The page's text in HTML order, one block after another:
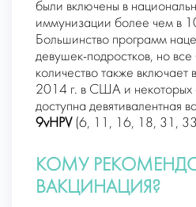
были включены в
иммунизации более чем в
Большинство программ
девушек-подростков, но
количество также включает
2014 г. в США и некоторых
доступна девятивалентная
9vHPV (6, 11, 16, 18, 31,
КОМУ
ВАКЦИНАЦИЯ?